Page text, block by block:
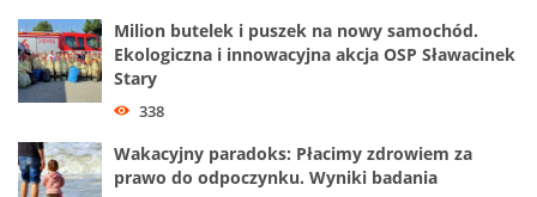
Milion butelek i puszek na nowy samochód.
Ekologiczna i innowacyjna akcja OSP Sławacinek
Stary
338
Wakacyjny paradoks: Płacimy zdrowiem za
prawo do odpoczynku. Wyniki badania